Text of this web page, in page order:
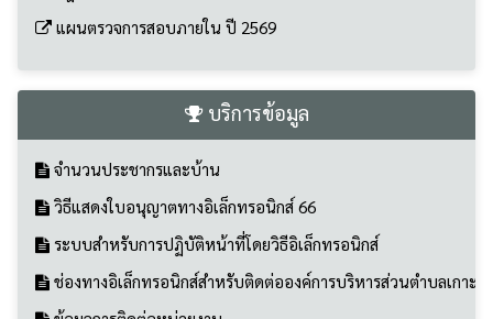
บริการข้อมูล
จำนวนประชากรและบ้าน
วิธีแสดงใบอนุญาตทางอิเล็กทรอนิกส์ 66
ระบบสำหรับการปฏิบัติหน้าที่โดยวิธีอิเล็กทรอนิกส์
ช่องทางอิเล็กทรอนิกส์สำหรับติดต่อองค์การบริหารส่วนตำบลเกาะ
ข้อมูลการติดต่อหน่วยงาน
กำหนดช่องทางในการรับฟังความคิดเห็นของประชาชน
ผลสรุปเกณฑ์ชี้วัดและค่าเป้าหมายขั้นต่ำการจัดการบริหารสาธารณ